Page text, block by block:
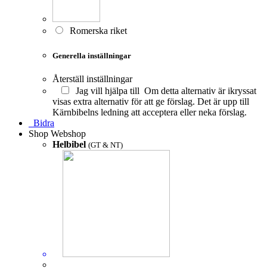
Romerska riket
Generella inställningar
Återställ inställningar
Jag vill hjälpa till Om detta alternativ är ikryssat
visas extra alternativ för att ge förslag. Det är upp till
Kärnbibelns ledning att acceptera eller neka förslag.
Bidra
Shop Webshop
Helbibel (GT & NT)